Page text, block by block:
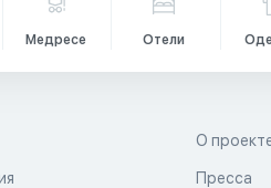
Медресе Отели
О
Пресса